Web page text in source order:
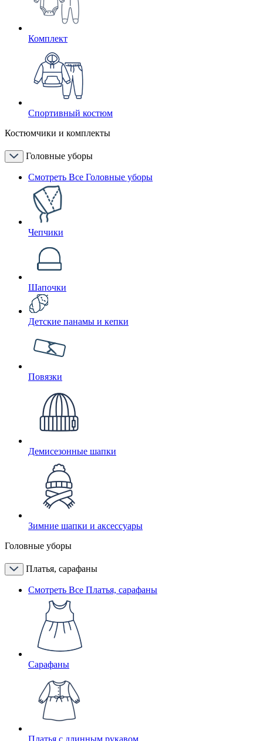
Комплект
Спортивный костюм
Костюмчики и комплекты
Головные уборы
Смотреть Все Головные уборы
Чепчики
Шапочки
Детские панамы и кепки
Повязки
Демисезонные шапки
Зимние шапки и аксессуары
Головные уборы
Платья, сарафаны
Смотреть Все Платья, сарафаны
Сарафаны
Платья с длинным рукавом